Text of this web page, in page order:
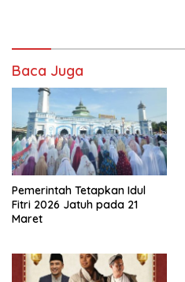
Baca Juga
Pemerintah Tetapkan Idul
Fitri 2026 Jatuh pada 21
Maret